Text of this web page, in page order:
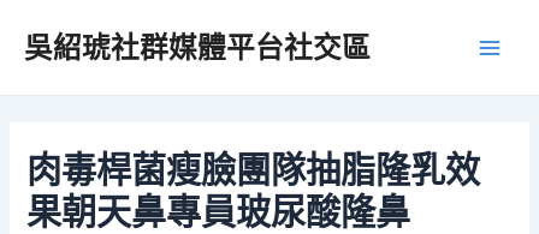
吳紹琥社群媒體平台社交區
肉毒桿菌瘦臉團隊抽脂隆乳效
果朝天鼻專員玻尿酸隆鼻